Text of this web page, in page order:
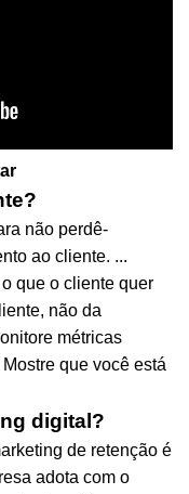
não perdê-
ao cliente. ...
que o cliente quer
não da
métricas
que você está
digital?
de retenção é
adota com o